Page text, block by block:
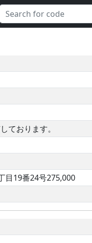
ております。
目19番24号275,000